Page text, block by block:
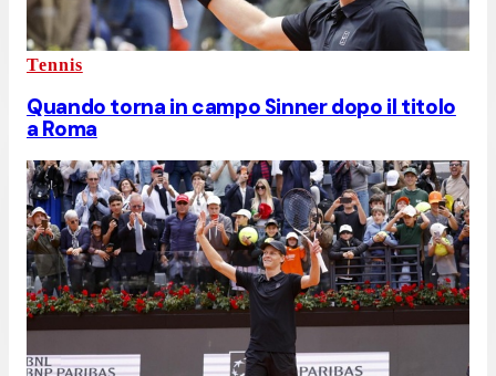
Tennis
Quando torna in campo Sinner dopo il titolo
a Roma